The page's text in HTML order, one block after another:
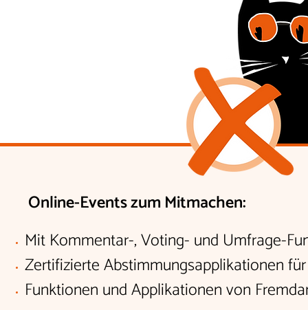
Online-Events zum Mitmachen:
Mit Kommentar-, Voting- und Umfrage-
Zertifizierte Abstimmungsapplikationen
Funktionen und Applikationen von